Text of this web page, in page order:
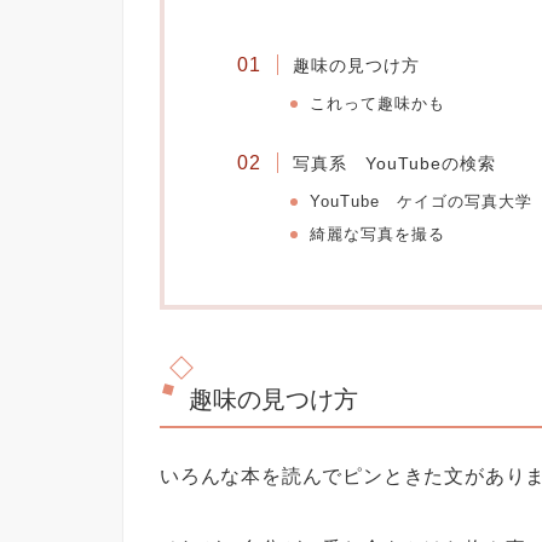
趣味の見つけ方
これって趣味かも
写真系 YouTubeの検索
YouTube ケイゴの写真大学
綺麗な写真を撮る
趣味の見つけ方
いろんな本を読んでピンときた文があり